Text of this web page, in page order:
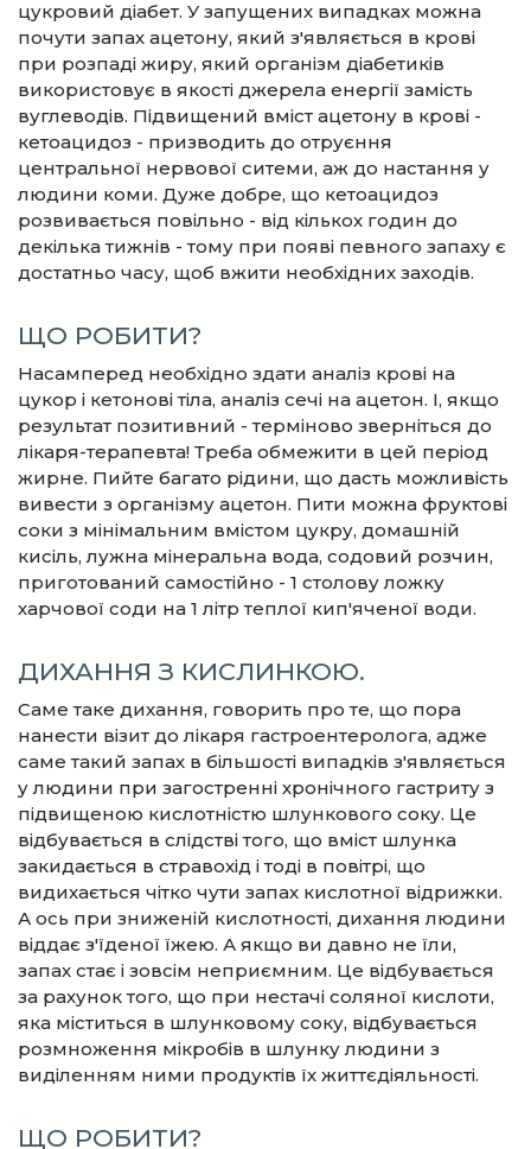
цукровий діабет. У запущених випадках можна
почути запах ацетону, який з'являється в крові
при розпаді жиру, який організм діабетиків
використовує в якості джерела енергії замість
вуглеводів. Підвищений вміст ацетону в крові -
кетоацидоз - призводить до отруєння
центральної нервової ситеми, аж до настання у
людини коми. Дуже добре, що кетоацидоз
розвивається повільно - від кількох годин до
декілька тижнів - тому при появі певного запаху є
достатньо часу, щоб вжити необхідних заходів.
ЩО РОБИТИ?
Насамперед необхідно здати аналіз крові на
цукор і кетонові тіла, аналіз сечі на ацетон. І, якщо
результат позитивний - терміново зверніться до
лікаря-терапевта! Треба обмежити в цей період
жирне. Пийте багато рідини, що дасть можливість
вивести з організму ацетон. Пити можна фруктові
соки з мінімальним вмістом цукру, домашній
кисіль, лужна мінеральна вода, содовий розчин,
приготований самостійно - 1 столову ложку
харчової соди на 1 літр теплої кип'яченої води.
ДИХАННЯ З КИСЛИНКОЮ.
Саме таке дихання, говорить про те, що пора
нанести візит до лікаря гастроентеролога, адже
саме такий запах в більшості випадків з'являється
у людини при загостренні хронічного гастриту з
підвищеною кислотністю шлункового соку. Це
відбувається в слідстві того, що вміст шлунка
закидається в стравохід і тоді в повітрі, що
видихається чітко чути запах кислотної відрижки.
А ось при зниженій кислотності, дихання людини
віддає з'їденої їжею. А якщо ви давно не їли,
запах стає і зовсім неприємним. Це відбувається
за рахунок того, що при нестачі соляної кислоти,
яка міститься в шлунковому соку, відбувається
розмноження мікробів в шлунку людини з
виділенням ними продуктів їх життєдіяльності.
ЩО РОБИТИ?